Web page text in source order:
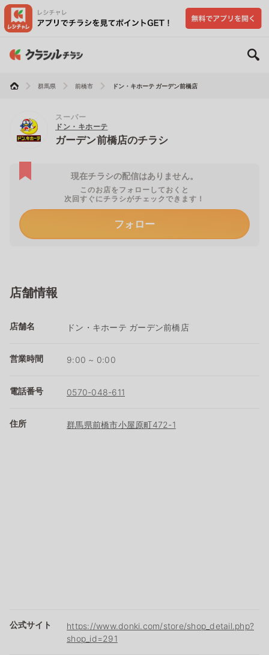
群馬県 前橋市 ドン・キホーテ ガーデン前橋店
スーパー
ドン・キホーテ
ガーデン前橋店のチラシ
現在チラシの配信はありません。
このお店をフォローしておくと
次回すぐにチラシがチェックできます！
フォロー
店舗情報
店舗名 ドン・キホーテ ガーデン前橋店
営業時間 9:00 ~ 0:00
電話番号 0570-048-611
住所 群馬県前橋市小屋原町472-1
公式サイト
https://www.donki.com/store/shop_detail.php?
shop_id=291